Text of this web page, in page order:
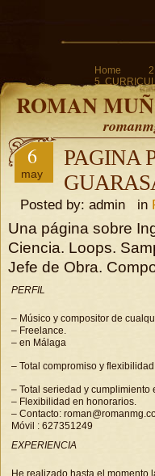
Home
5.
ROMAN
6
may
PAGINA
Posted by: admin in
Una página sobre
Ciencia. Loops.
Jefe de Obra.
PERFIL
– Músico y compositor de
– Freelance.
– en Málaga
– Total compromiso y
– Total seriedad y
– Flexibilidad en honorarios.
– Contacto:
Móvil : 627351249
EXPERIENCIA
He realizado hasta el momento